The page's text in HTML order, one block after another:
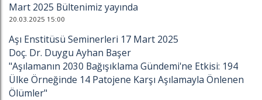
Mart 2025 Bültenimiz yayında
20.03.2025 15:00
Aşı Enstitüsü Seminerleri 17 Mart 2025
Doç. Dr. Duygu Ayhan Başer
"Aşılamanın 2030 Bağışıklama Gündemi'ne Etkisi: 194
Ülke Örneğinde 14 Patojene Karşı Aşılamayla Önlenen
Ölümler"